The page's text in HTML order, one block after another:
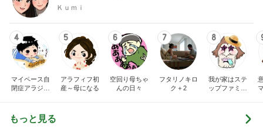
Ｋｕｍｉ
4
マイペース自
閉症アラジン
5
アラフィフ初
産～母になる
6
空回り母ちゃ
んの日々
7
フタリノキロ
ク＋2
8
我が家はステ
ップファミリ
もっと見る